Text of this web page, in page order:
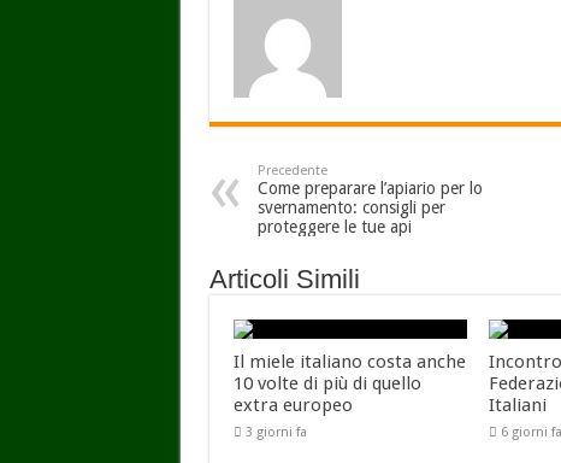
Precedente
Come preparare l’apiario per lo
svernamento: consigli per
proteggere le tue api
Articoli Simili
Il miele italiano costa anche
10 volte di più di quello
extra europeo
3 giorni fa
Italiani
6 giorni fa